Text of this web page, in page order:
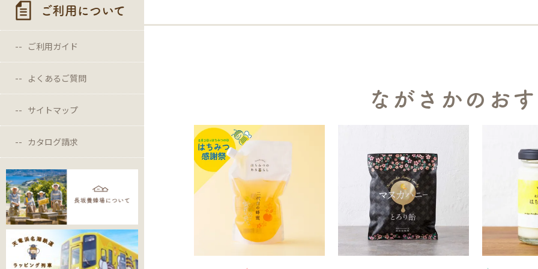
ご利用について
ご利用ガイド
よくあるご質問
サイトマップ
カタログ請求
ながさかのお